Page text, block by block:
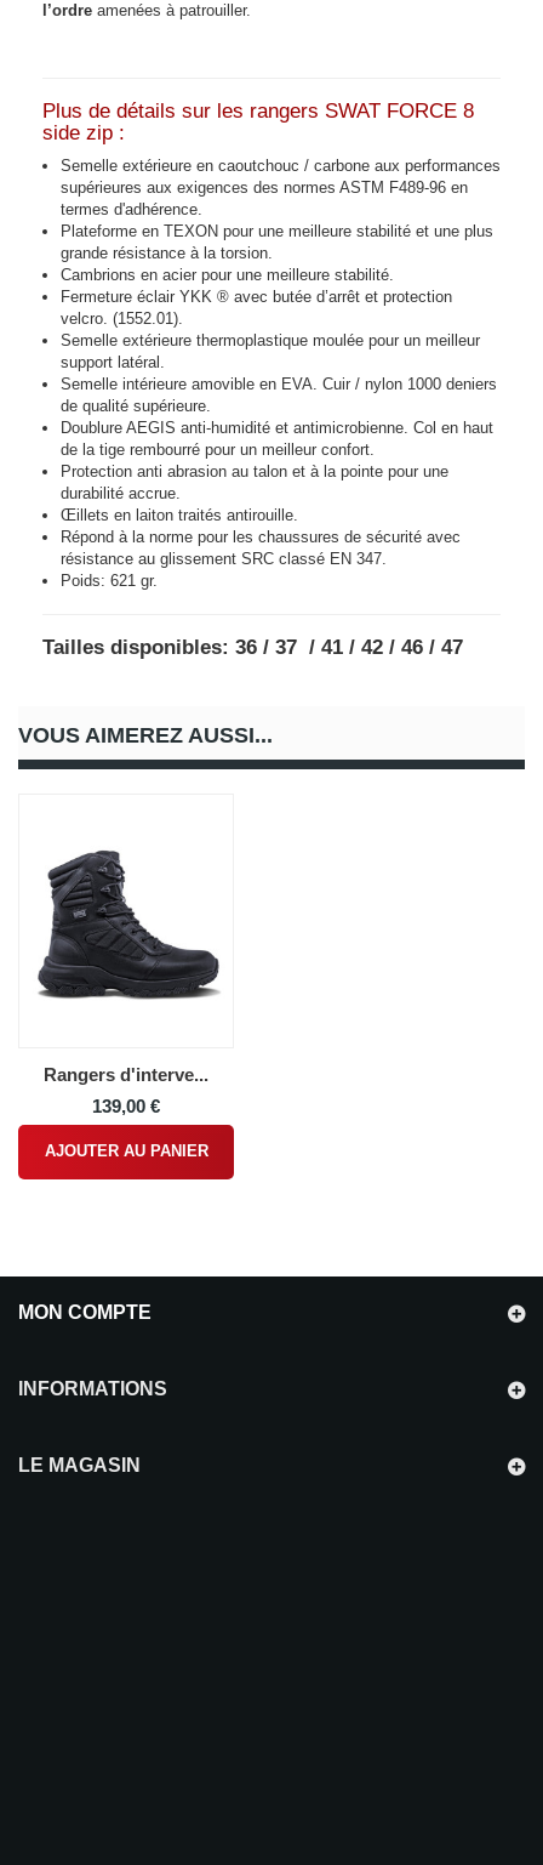
l’ordre amenées à patrouiller.
Plus de détails sur les rangers SWAT FORCE 8
side zip :
Semelle extérieure en caoutchouc / carbone aux performances
supérieures aux exigences des normes ASTM F489-96 en
termes d'adhérence.
Plateforme en TEXON pour une meilleure stabilité et une plus
grande résistance à la torsion.
Cambrions en acier pour une meilleure stabilité.
Fermeture éclair YKK ® avec butée d’arrêt et protection
velcro. (1552.01).
Semelle extérieure thermoplastique moulée pour un meilleur
support latéral.
Semelle intérieure amovible en EVA. Cuir / nylon 1000 deniers
de qualité supérieure.
Doublure AEGIS anti-humidité et antimicrobienne. Col en haut
de la tige rembourré pour un meilleur confort.
Protection anti abrasion au talon et à la pointe pour une
durabilité accrue.
Œillets en laiton traités antirouille.
Répond à la norme pour les chaussures de sécurité avec
résistance au glissement SRC classé EN 347.
Poids: 621 gr.
Tailles disponibles: 36 / 37 / 41 / 42 / 46 / 47
VOUS AIMEREZ AUSSI...
Rangers d'interve...
139,00 €
AJOUTER AU PANIER
MON COMPTE
INFORMATIONS
LE MAGASIN